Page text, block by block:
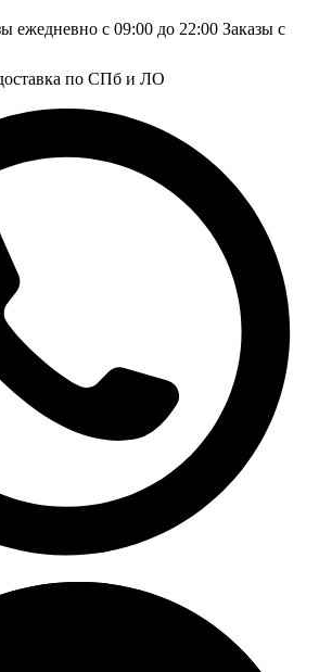
ежедневно с 09:00 до 22:00 Заказы с
по СПб и ЛО